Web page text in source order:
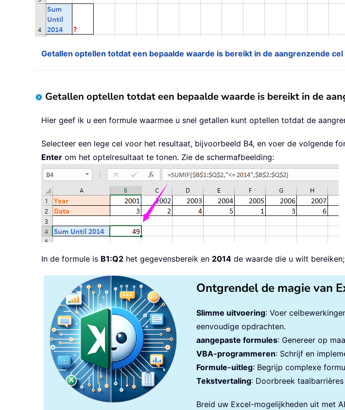
Getallen optellen totdat een bepaalde waarde is bereikt in de aangrenzende cel
Getallen optellen totdat een bepaalde waarde is bereikt in de
Hier geef ik u een formule waarmee u snel getallen kunt optellen totdat de
Selecteer een lege cel voor het resultaat, bijvoorbeeld B4, en voer de volgende
Enter om het optelresultaat te tonen. Zie de schermafbeelding:
In de formule is B1:Q2 het gegevensbereik en 2014 de waarde die u wilt
Ontgrendel de magie van
Slimme uitvoering: Voer
eenvoudige opdrachten.
aangepaste formules: Genereer op
VBA-programmeren: Schrijf en
Formule-uitleg: Begrijp complexe
Tekstvertaling: Doorbreek
Breid uw Excel-mogelijkheden uit met